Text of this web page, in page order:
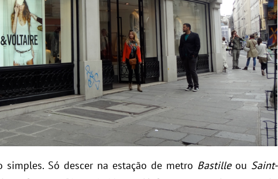
simples. Só descer na estação de metro Bastilleou Saint-